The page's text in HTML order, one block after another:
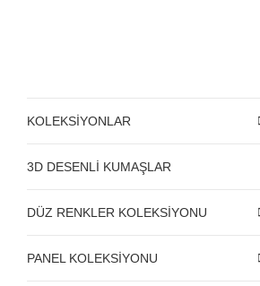
KOLEKSİYONLAR
3D DESENLİ KUMAŞLAR
DÜZ RENKLER KOLEKSİYONU
PANEL KOLEKSİYONU